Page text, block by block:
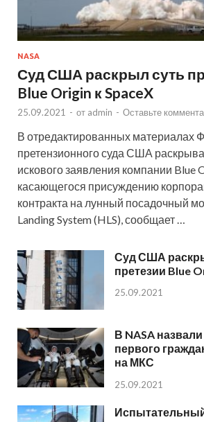
NASA
Суд США раскрыл суть
Blue Origin к SpaceX
25.09.2021 - от admin - Оставьте
В отредактированных материалах
претензионного суда США
искового заявления компании Blue
касающегося присуждению
контракта на лунный посадочный
Landing System (HLS), сообщает …
Суд США
претезии Blue
25.09.2021
В NASA
первого
на МКС
25.09.2021